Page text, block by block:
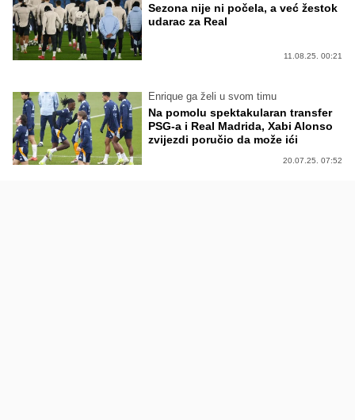
Sezona nije ni počela, a već žestok
udarac za Real
11.08.25. 00:21
Enrique ga želi u svom timu
Na pomolu spektakularan transfer
PSG-a i Real Madrida, Xabi Alonso
zvijezdi poručio da može ići
20.07.25. 07:52